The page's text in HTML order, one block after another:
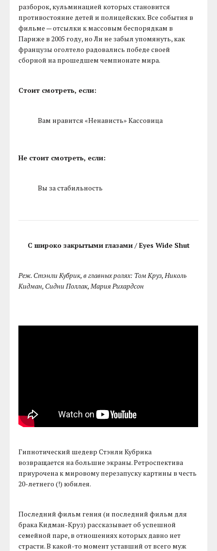
разборок, кульминацией которых становится
противостояние детей и полицейских. Все события в
фильме — отсылки к массовым беспорядкам в
Париже в 2005 году, но Ли не забыл упомянуть, как
французы оголтело радовались победе своей
сборной на прошедшем чемпионате мира.
Стоит смотреть, если:
Вам нравится «Ненависть» Кассовица
Не стоит смотреть, если:
Вы за стабильность
С широко закрытыми глазами / Eyes Wide Shut
Реж. Стэнли Кубрик, в главных ролях: Том Круз, Николь
Кидман, Сидни Поллак, Мария Рихардсон
Гипнотический шедевр Стэнли Кубрика
возвращается на большие экраны. Ретроспектива
приурочена к мировому перезапуску картины в честь
20-летнего (!) юбилея.
Последний фильм гения (и последний фильм для
брака Кидман-Круз) рассказывает об успешной
семейной паре, в отношениях которых давно нет
страсти. В какой-то момент уставший от всего муж